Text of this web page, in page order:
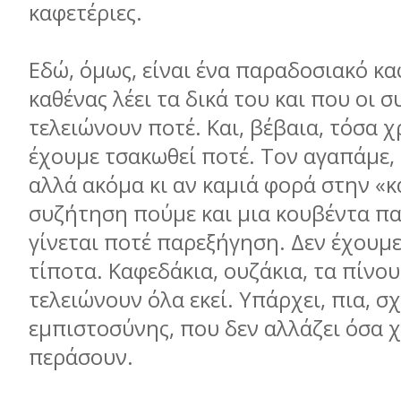
καφετέριες.
Εδώ, όμως, είναι ένα παραδοσιακό
καθένας λέει τα δικά του και που οι
τελειώνουν ποτέ. Και, βέβαια, τόσα
έχουμε τσακωθεί ποτέ. Τον αγαπάμε,
αλλά ακόμα κι αν καμιά φορά στην
συζήτηση πούμε και μια κουβέντα
γίνεται ποτέ παρεξήγηση. Δεν
τίποτα. Καφεδάκια, ουζάκια, τα
τελειώνουν όλα εκεί. Υπάρχει, πια,
εμπιστοσύνης, που δεν αλλάζει όσα
περάσουν.